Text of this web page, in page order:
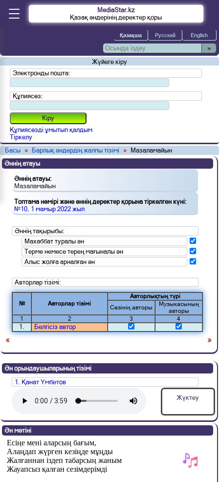
MediaStar.kz
Қазақ әндерінің деректер қоры
»
Жүйеге кіру
Электронды пошта:
Құпиясөз:
Құпиясөзді ұмытып қалдым
Тіркелу
Басы » Барлық әндердің жалпы тізімі »
Мазаламайын
Әннің атауы
Әннің атауы:
Мазаламайын
Топтама нөмірі және әннің деректер қорына тіркелген күні:
№10, 1 мамыр 2022 жыл
Әннің тақырыбы:
Махаббат туралы ән
Терме немесе терең мағыналы ән
Алыс жолға арналған ән
Авторлар тізімі:
№ Авторлар тізімі
Авторлықтың түрі
Сөзінің авторы
Музыкасының
авторы
1
2 3 4
1. Белгісіз автор
« »
Ән орындаушыларының тізімі
1. Қанат Үмбетов
Жүктеу
Ән мәтіні
Есіңе мені аларсың бағым,
Алаңдап жүрген кезіңде мұңды
Жалғаннан іздеп табарсың жаным
Жауапсыз қалған сезімдерімді